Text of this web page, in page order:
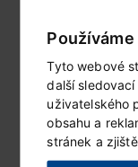
Tyto webové
další
uživatelského
obsahu a
stránek a